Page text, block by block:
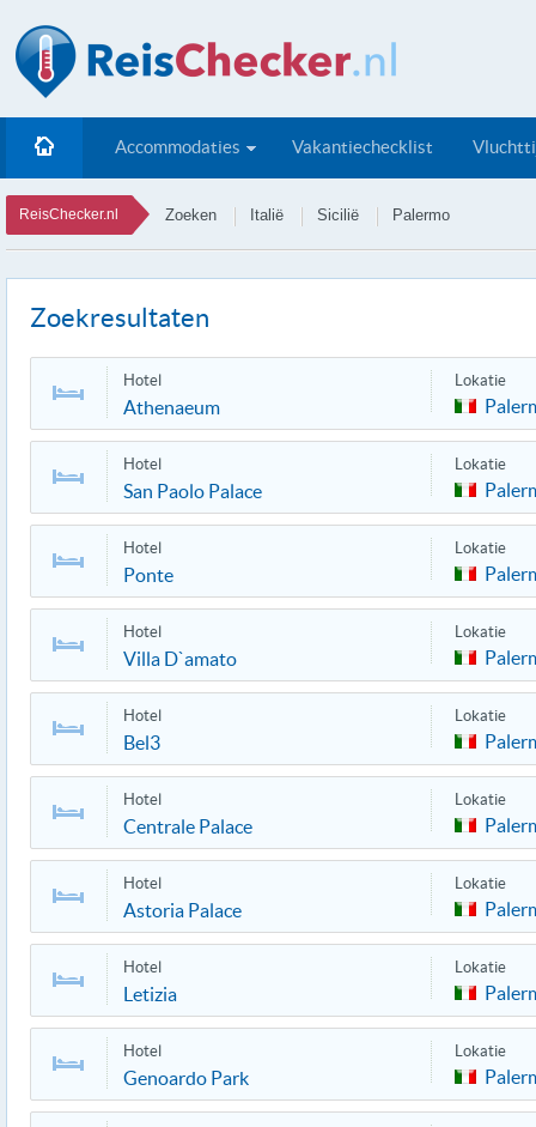
Accommodaties Vakantiechecklist
ReisChecker.nl Zoeken Italië Sicilië Palermo
Zoekresultaten
Hotel
Athenaeum
Lokatie
Hotel
San Paolo Palace
Lokatie
Hotel
Ponte
Lokatie
Hotel
Villa D`amato
Lokatie
Hotel
Bel3
Lokatie
Hotel
Centrale Palace
Lokatie
Hotel
Astoria Palace
Lokatie
Hotel
Letizia
Lokatie
Hotel
Genoardo Park
Lokatie